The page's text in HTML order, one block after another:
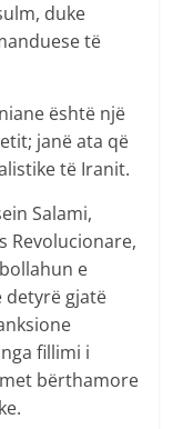
duke
të
është një
janë ata që
të Iranit.
Salami,
Revolucionare,
e
detyrë gjatë
fillimi i
bërthamore